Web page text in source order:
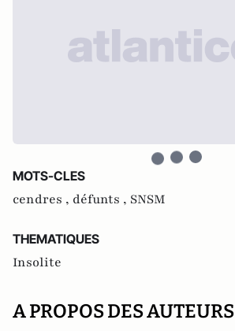
MOTS-CLES
cendres , défunts , SNSM
THEMATIQUES
Insolite
A PROPOS DES AUTEURS